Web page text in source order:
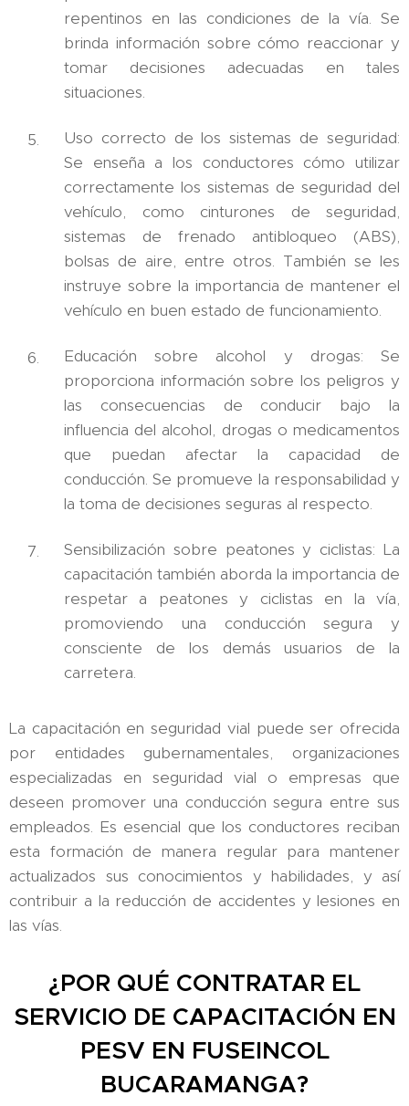
repentinos en las condiciones de la vía. Se
brinda información sobre cómo reaccionar y
tomar decisiones adecuadas en tales
situaciones.
Uso correcto de los sistemas de seguridad:
Se enseña a los conductores cómo utilizar
correctamente los sistemas de seguridad del
vehículo, como cinturones de seguridad,
sistemas de frenado antibloqueo (ABS),
bolsas de aire, entre otros. También se les
instruye sobre la importancia de mantener el
vehículo en buen estado de funcionamiento.
Educación sobre alcohol y drogas: Se
proporciona información sobre los peligros y
las consecuencias de conducir bajo la
influencia del alcohol, drogas o medicamentos
que puedan afectar la capacidad de
conducción. Se promueve la responsabilidad y
la toma de decisiones seguras al respecto.
Sensibilización sobre peatones y ciclistas: La
capacitación también aborda la importancia de
respetar a peatones y ciclistas en la vía,
promoviendo una conducción segura y
consciente de los demás usuarios de la
carretera.
La capacitación en seguridad vial puede ser ofrecida
por entidades gubernamentales, organizaciones
especializadas en seguridad vial o empresas que
deseen promover una conducción segura entre sus
empleados. Es esencial que los conductores reciban
esta formación de manera regular para mantener
actualizados sus conocimientos y habilidades, y así
contribuir a la reducción de accidentes y lesiones en
las vías.
¿POR QUÉ CONTRATAR EL
SERVICIO DE CAPACITACIÓN EN
PESV EN FUSEINCOL
BUCARAMANGA?